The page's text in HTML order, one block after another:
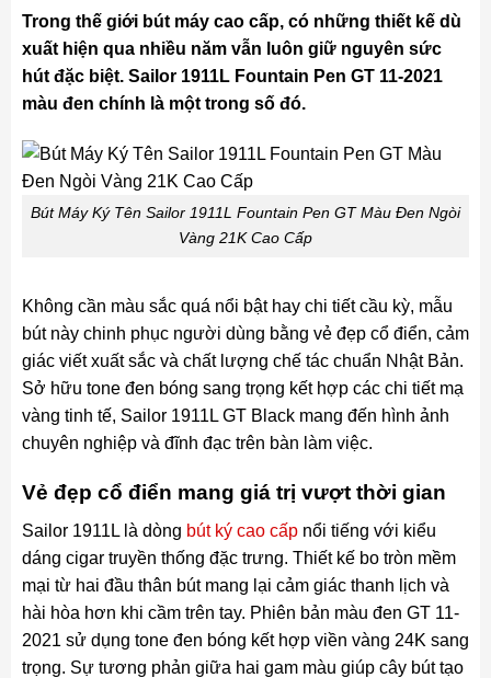
Trong thế giới bút máy cao cấp, có những thiết kế dù
xuất hiện qua nhiều năm vẫn luôn giữ nguyên sức
hút đặc biệt. Sailor 1911L Fountain Pen GT 11-2021
màu đen chính là một trong số đó.
Bút Máy Ký Tên Sailor 1911L Fountain Pen GT Màu Đen Ngòi
Vàng 21K Cao Cấp
Không cần màu sắc quá nổi bật hay chi tiết cầu kỳ, mẫu
bút này chinh phục người dùng bằng vẻ đẹp cổ điển, cảm
giác viết xuất sắc và chất lượng chế tác chuẩn Nhật Bản.
Sở hữu tone đen bóng sang trọng kết hợp các chi tiết mạ
vàng tinh tế, Sailor 1911L GT Black mang đến hình ảnh
chuyên nghiệp và đĩnh đạc trên bàn làm việc.
Vẻ đẹp cổ điển mang giá trị vượt thời gian
Sailor 1911L là dòng bút ký cao cấpnổi tiếng với kiểu
dáng cigar truyền thống đặc trưng. Thiết kế bo tròn mềm
mại từ hai đầu thân bút mang lại cảm giác thanh lịch và
hài hòa hơn khi cầm trên tay. Phiên bản màu đen GT 11-
2021 sử dụng tone đen bóng kết hợp viền vàng 24K sang
trọng. Sự tương phản giữa hai gam màu giúp cây bút tạo